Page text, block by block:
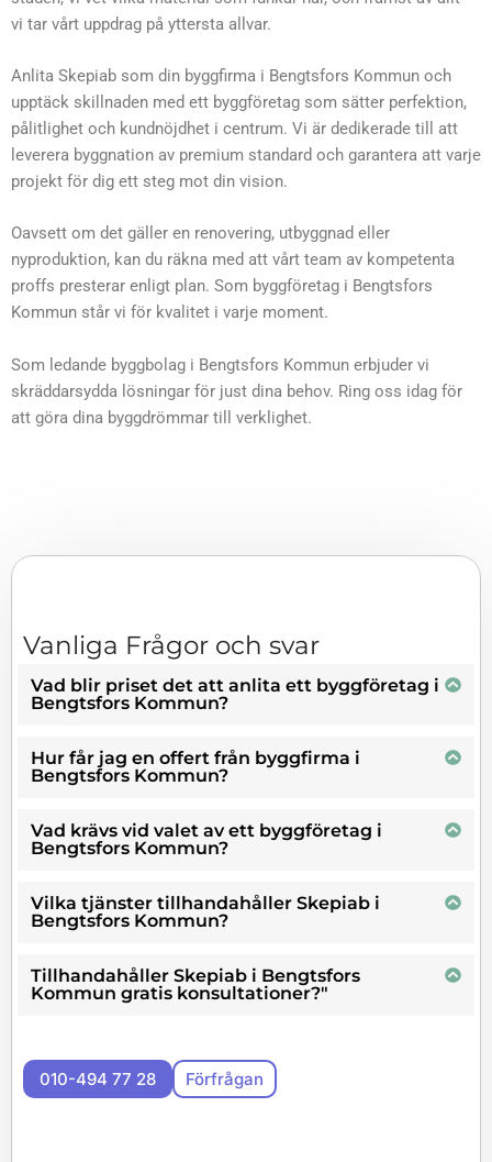
vi tar vårt uppdrag på yttersta allvar.
Anlita Skepiab som din byggfirma i Bengtsfors Kommun och
upptäck skillnaden med ett byggföretag som sätter perfektion,
pålitlighet och kundnöjdhet i centrum. Vi är dedikerade till att
leverera byggnation av premium standard och garantera att varje
projekt för dig ett steg mot din vision.
Oavsett om det gäller en renovering, utbyggnad eller
nyproduktion, kan du räkna med att vårt team av kompetenta
proffs presterar enligt plan. Som byggföretag i Bengtsfors
Kommun står vi för kvalitet i varje moment.
Som ledande byggbolag i Bengtsfors Kommun erbjuder vi
skräddarsydda lösningar för just dina behov. Ring oss idag för
att göra dina byggdrömmar till verklighet.
Vanliga Frågor och svar
Vad blir priset det att anlita ett byggföretag i
Bengtsfors Kommun?
Hur får jag en offert från byggfirma i
Bengtsfors Kommun?
Vad krävs vid valet av ett byggföretag i
Bengtsfors Kommun?
Vilka tjänster tillhandahåller Skepiab i
Bengtsfors Kommun?
Tillhandahåller Skepiab i Bengtsfors
Kommun gratis konsultationer?"
010-494 77 28 Förfrågan